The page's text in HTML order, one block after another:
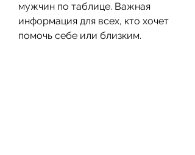
мужчин по таблице. Важная
информация для всех, кто хочет
помочь себе или близким.